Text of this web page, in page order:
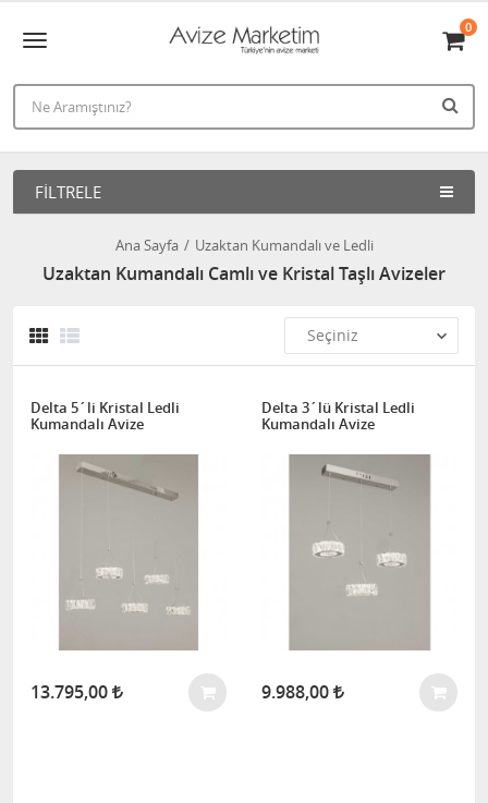
0
FILTRELE
Ana Sayfa Uzaktan Kumandalı ve Ledli
Uzaktan Kumandalı Camlı ve Kristal Taşlı Avizeler
Delta 5´li Kristal Ledli
Kumandalı Avize
13.795,00
Delta 3´lü Kristal Ledli
Kumandalı Avize
9.988,00